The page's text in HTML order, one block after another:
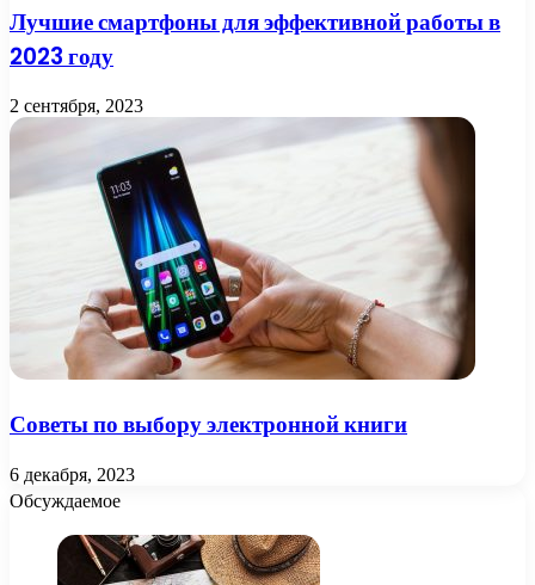
Лучшие смартфоны для эффективной работы в
2023 году
2 сентября, 2023
Советы по выбору электронной книги
6 декабря, 2023
Обсуждаемое